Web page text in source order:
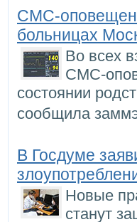
СМС-
больницах
Во всех
СМС-
состоянии
сообщила
В Госдуме
Новые
станут